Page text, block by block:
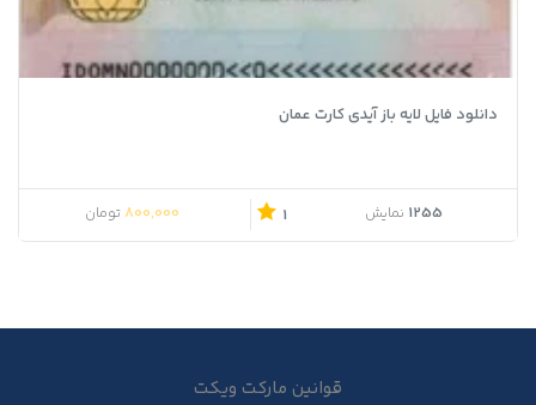
دانلود فایل لایه باز آیدی کارت عمان
1255 نمایش 1 قیمت اصلی 850,000 تومان بود.
800,000 تومان
قوانین مارکت ویکت